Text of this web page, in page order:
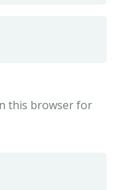
this browser for